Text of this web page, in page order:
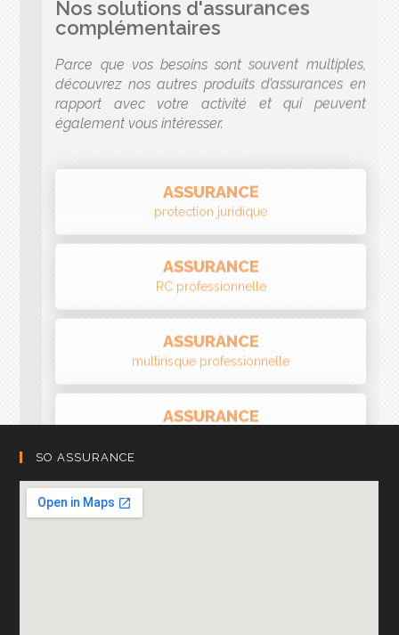
rapport avec votre activité et qui peuvent
également vous intéresser.
ASSURANCE
protection juridique
RC professionnelle
multirisque professionnelle
multirisque industrielle
SO ASSURANCE